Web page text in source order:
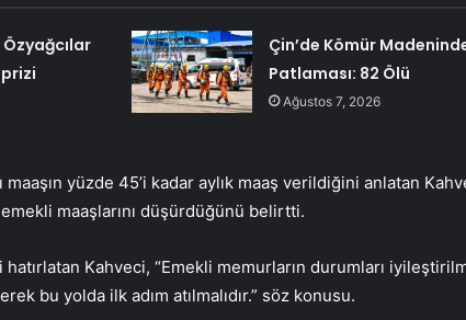
Özyağcılar
Çin’de Kömür
Patlaması: 82 Ölü
Ağustos 7, 2026
maaşın yüzde 45’i kadar aylık maaş verildiğini anlatan
maaşlarını düşürdüğünü belirtti.
hatırlatan Kahveci, “Emekli memurların durumları
bu yolda ilk adım atılmalıdır.” söz konusu.